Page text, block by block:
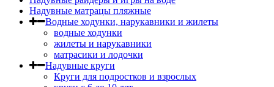
Надувные матрацы пляжные
Водные ходунки, нарукавники и жилеты
водные ходунки
жилеты и нарукавники
матрасики и лодочки
Надувные круги
Круги для подростков и взрослых